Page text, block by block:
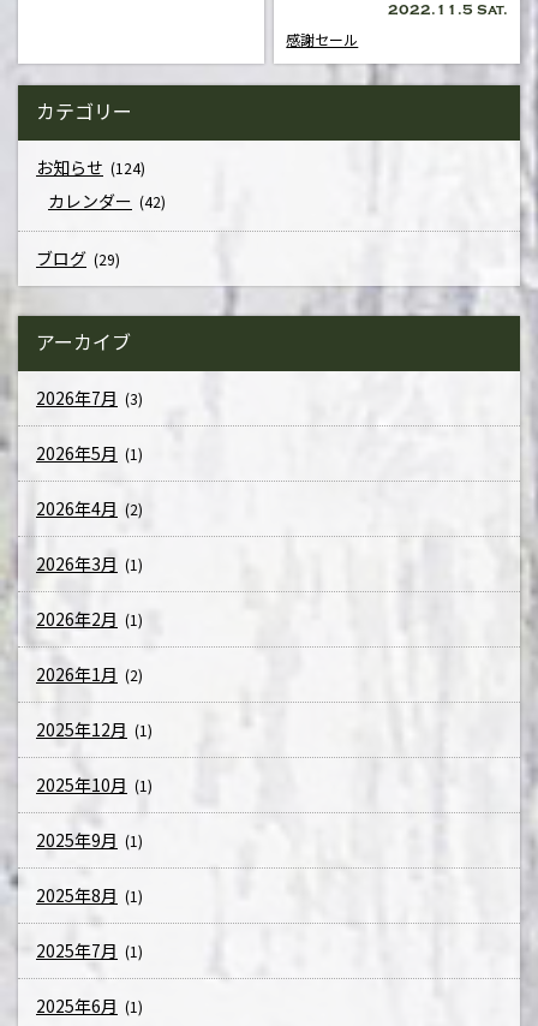
2022.11.5 Sat.
感謝セール
カテゴリー
お知らせ (124)
カレンダー (42)
ブログ (29)
アーカイブ
2026年7月 (3)
2026年5月 (1)
2026年4月 (2)
2026年3月 (1)
2026年2月 (1)
2026年1月 (2)
2025年12月 (1)
2025年10月 (1)
2025年9月 (1)
2025年8月 (1)
2025年7月 (1)
2025年6月 (1)